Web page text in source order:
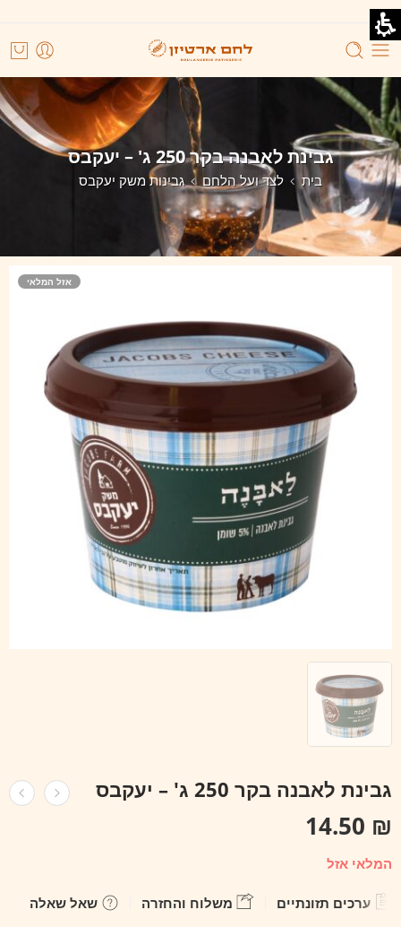
גבינת לאבנה בקר 250 ג' – יעקבס
בית לצד ועל הלחם גבינות משק יעקבס
אזל המלאי
גבינת לאבנה בקר 250 ג' – יעקבס
₪
המלאי אזל
ערכים תזונתיים משלוח והחזרה שאל שאלה